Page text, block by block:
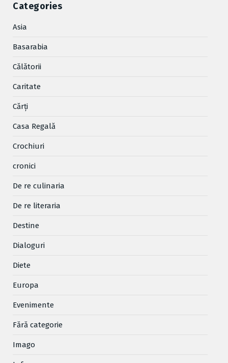
Categories
Asia
Basarabia
Cǎlǎtorii
Caritate
Cărţi
Casa Regală
Crochiuri
cronici
De re culinaria
De re literaria
Destine
Dialoguri
Diete
Europa
Evenimente
Fără categorie
Imago